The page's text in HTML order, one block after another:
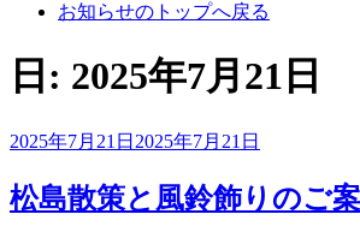
お知らせのトップへ戻る
日: 2025年7月21日
投
日:
2025年7月21日 2025年7月21日
松島散策と風鈴飾りのご